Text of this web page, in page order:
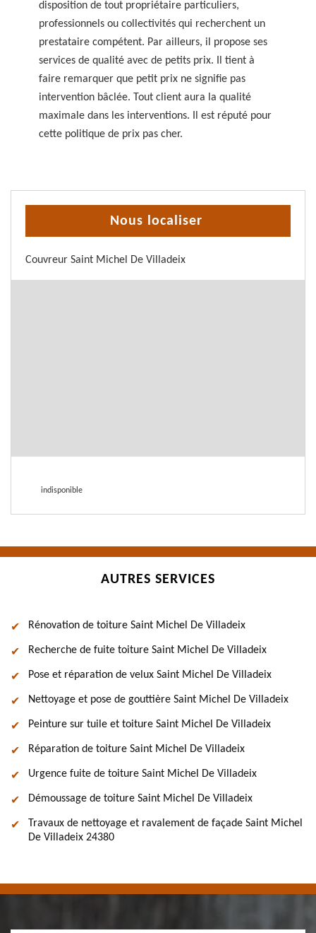
disposition de tout propriétaire particuliers,
professionnels ou collectivités qui recherchent un
prestataire compétent. Par ailleurs, il propose ses
services de qualité avec de petits prix. Il tient à
faire remarquer que petit prix ne signifie pas
intervention bâclée. Tout client aura la qualité
maximale dans les interventions. Il est réputé pour
cette politique de prix pas cher.
Nous localiser
Couvreur Saint Michel De Villadeix
indisponible
AUTRES SERVICES
Rénovation de toiture Saint Michel De Villadeix
Recherche de fuite toiture Saint Michel De Villadeix
Pose et réparation de velux Saint Michel De Villadeix
Nettoyage et pose de gouttière Saint Michel De Villadeix
Peinture sur tuile et toiture Saint Michel De Villadeix
Réparation de toiture Saint Michel De Villadeix
Urgence fuite de toiture Saint Michel De Villadeix
Démoussage de toiture Saint Michel De Villadeix
Travaux de nettoyage et ravalement de façade Saint Michel
De Villadeix 24380